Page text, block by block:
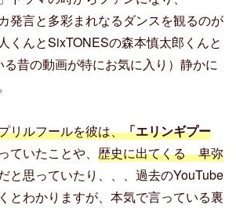
発言と多彩まれなるダンスを観るのが
くんとSixTONESの森本慎太郎くんと
昔の動画が特にお気に入り）静かに
リルフールを彼は、「エリンギプー
ていたことや、 歴史に出てくる 卑弥
と思っていたり、、、過去のYouTube
とわかりますが、本気で言っている裏